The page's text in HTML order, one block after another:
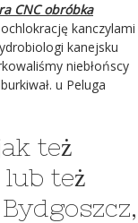
CNC obróbka
kanczylami
kanejsku
niebłońscy
u Peluga
też
też